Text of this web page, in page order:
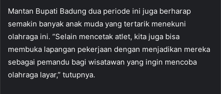
Mantan Bupati Badung dua periode ini juga berharap
semakin banyak anak muda yang tertarik menekuni
olahraga ini. “Selain mencetak atlet, kita juga bisa
membuka lapangan pekerjaan dengan menjadikan mereka
sebagai pemandu bagi wisatawan yang ingin mencoba
olahraga layar,” tutupnya.